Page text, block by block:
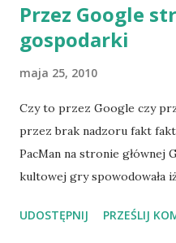
Przez Google
gospodarki
maja 25, 2010
Czy to przez Google czy
przez brak nadzoru fakt
PacMan na stronie głównej
kultowej gry spowodowała
ludzie na całym świecie w
UDOSTĘPNIJ PRZEŚLIJ